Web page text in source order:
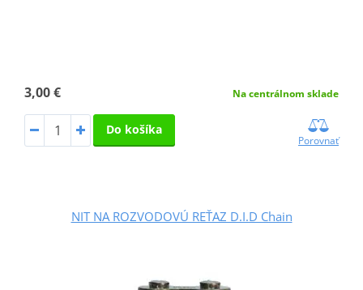
3,00 € Na centrálnom sklade
Do košíka
Porovnať
NIT NA ROZVODOVÚ REŤAZ D.I.D Chain